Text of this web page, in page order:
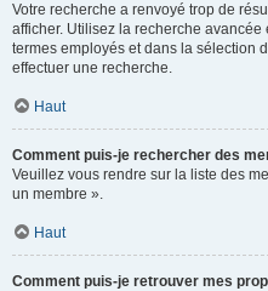
Votre recherche a renvoyé trop de
afficher. Utilisez la recherche avancée
termes employés et dans la sélection
effectuer une recherche.
Haut
Comment puis-je rechercher des
Veuillez vous rendre sur la liste des
un membre ».
Haut
Comment puis-je retrouver mes